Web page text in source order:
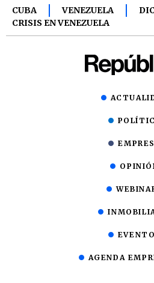
CUBA
VENEZUELA
CRISIS EN VENEZUELA
AGENDA